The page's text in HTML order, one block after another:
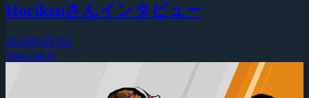
Horikenさんインタビュー
2026年8月5日
StarCraft II